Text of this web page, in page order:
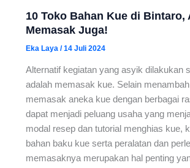
10 Toko Bahan Kue di Bintaro,
Memasak Juga!
Eka Laya /14 Juli 2024
Alternatif kegiatan yang asyik dilakukan
adalah memasak kue. Selain
memasak aneka kue dengan berbagai
dapat menjadi peluang usaha yang
modal resep dan tutorial menghias kue,
bahan baku kue serta peralatan dan
memasaknya merupakan hal penting